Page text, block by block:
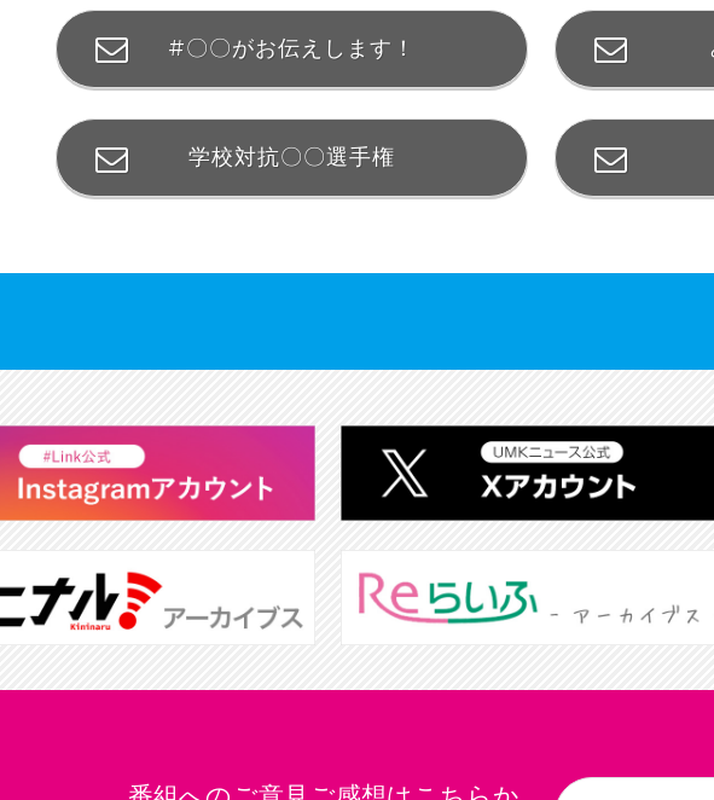
#〇〇がお伝えします！
学校対抗〇〇選手権